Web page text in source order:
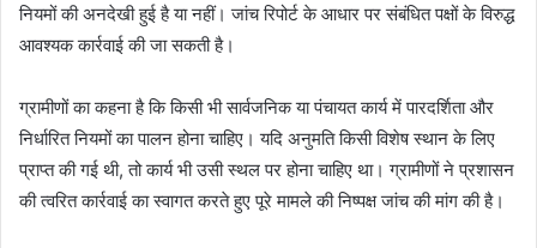
नियमों की अनदेखी हुई है या नहीं। जांच रिपोर्ट के आधार पर संबंधित पक्षों के विरुद्ध
आवश्यक कार्रवाई की जा सकती है।
ग्रामीणों का कहना है कि किसी भी सार्वजनिक या पंचायत कार्य में पारदर्शिता और
निर्धारित नियमों का पालन होना चाहिए। यदि अनुमति किसी विशेष स्थान के लिए
प्राप्त की गई थी, तो कार्य भी उसी स्थल पर होना चाहिए था। ग्रामीणों ने प्रशासन
की त्वरित कार्रवाई का स्वागत करते हुए पूरे मामले की निष्पक्ष जांच की मांग की है।